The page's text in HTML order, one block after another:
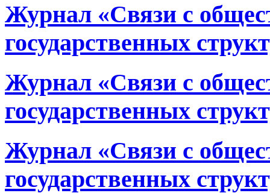
Журнал «Связи с
государственных
Журнал «Связи с
государственных
Журнал «Связи с
государственных